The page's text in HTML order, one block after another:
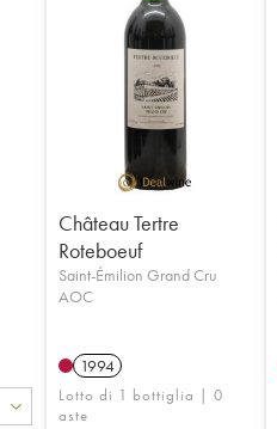
Château Tertre
Roteboeuf
Saint-Émilion Grand Cru
AOC
1994
Lotto di 1 bottiglia | 0
aste